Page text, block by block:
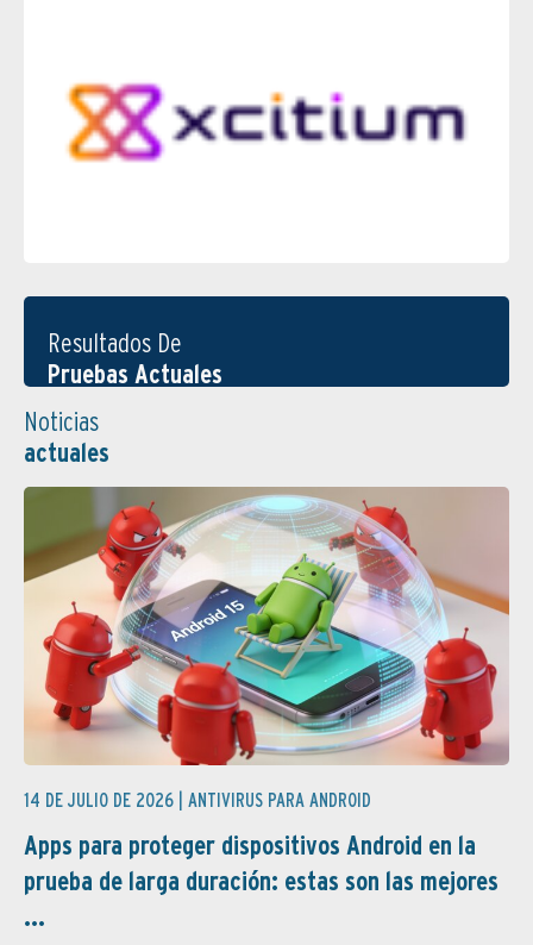
Resultados De
Pruebas Actuales
Noticias
actuales
14 DE JULIO DE 2026 | ANTIVIRUS PARA ANDROID
Apps para proteger dispositivos Android en la
prueba de larga duración: estas son las mejores
...